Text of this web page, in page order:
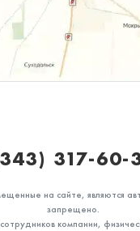
317-60-
на сайте, являются
запрещено.
компании,